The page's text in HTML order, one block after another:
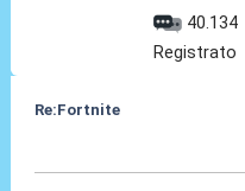
40.134
Registrato
Re:Fortnite